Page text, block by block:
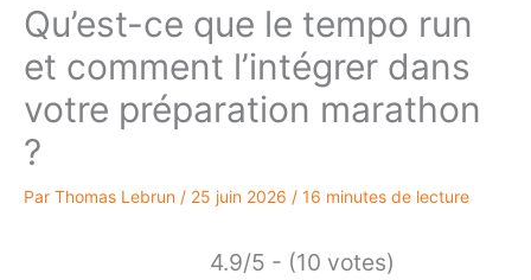
Qu’est-ce que le tempo run
et comment l’intégrer dans
votre préparation marathon
?
Par Thomas Lebrun / 25 juin 2026 / 16 minutes de lecture
4.9/5 - (10 votes)